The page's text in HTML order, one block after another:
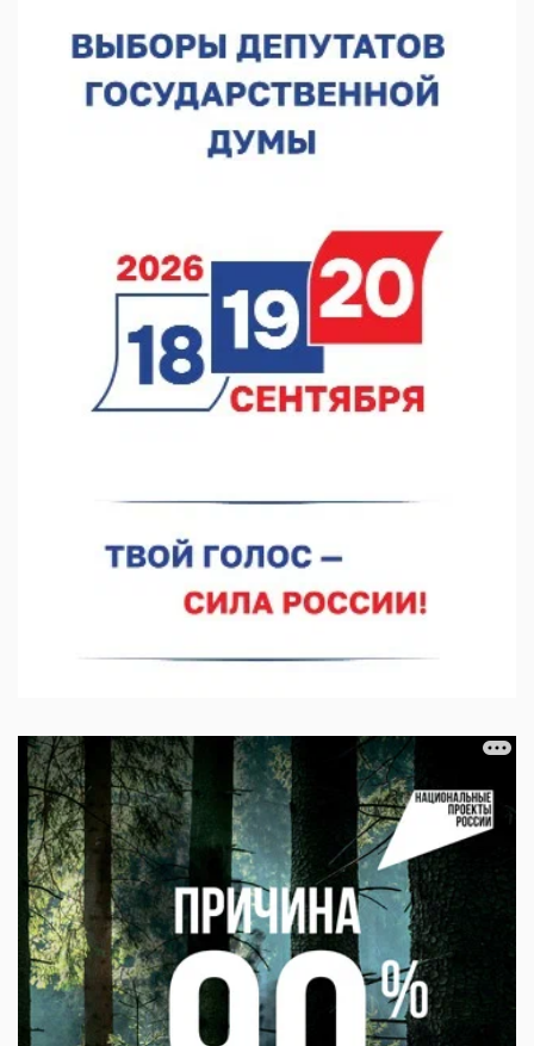
05.08.2026 14:04
Фестиваль SALUT! ИСКРА пройдет в сквере Свердлова
Нижегородский кадровый центр проведет ярмарки вакансий
05.08.2026 10:51